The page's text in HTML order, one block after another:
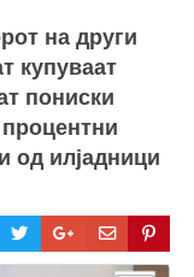
на други
купуваат
пониски
од илјадници